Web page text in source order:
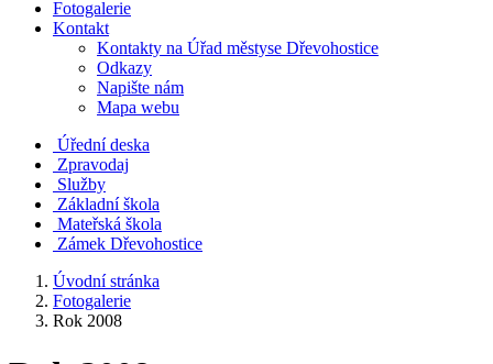
Fotogalerie
Kontakt
Kontakty na Úřad městyse Dřevohostice
Odkazy
Napište nám
Mapa webu
Úřední deska
Zpravodaj
Služby
Základní škola
Mateřská škola
Zámek Dřevohostice
Úvodní stránka
Fotogalerie
Rok 2008